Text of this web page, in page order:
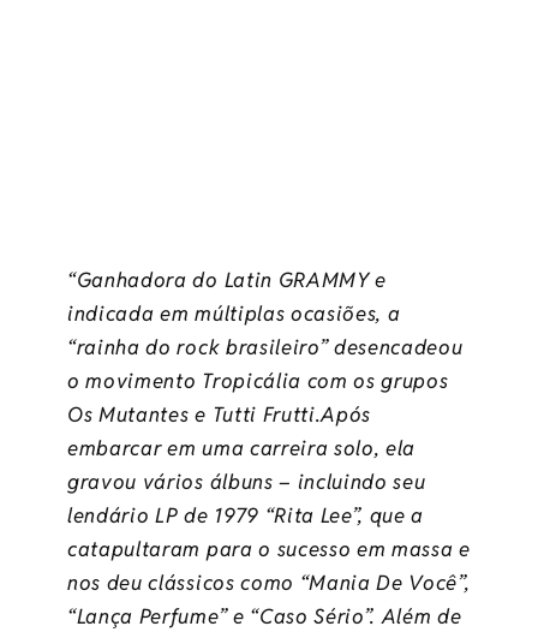
“Ganhadora do Latin GRAMMY e
indicada em múltiplas ocasiões, a
“rainha do rock brasileiro” desencadeou
o movimento Tropicália com os grupos
Os Mutantes e Tutti Frutti.Após
embarcar em uma carreira solo, ela
gravou vários álbuns – incluindo seu
lendário LP de 1979 “Rita Lee”, que a
catapultaram para o sucesso em massa e
nos deu clássicos como “Mania De Você”,
“Lança Perfume” e “Caso Sério”. Além de